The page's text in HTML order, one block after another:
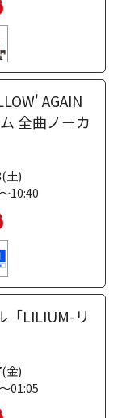
AGAIN
全曲ノーカ
土)
10:40
「LILIUM-リ
金)
01:05